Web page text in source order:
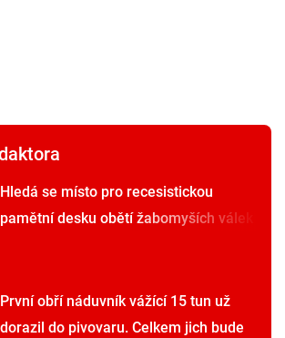
Hledá se místo pro recesistickou
pamětní desku obětí žabomyších válek
První obří náduvník vážící 15 tun už
dorazil do pivovaru. Celkem jich bude